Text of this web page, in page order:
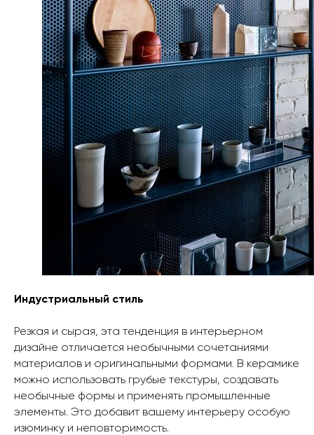
Индустриальный стиль
Резкая и сырая, эта тенденция в интерьерном
дизайне отличается необычными сочетаниями
материалов и оригинальными формами. В керамике
можно использовать грубые текстуры, создавать
необычные формы и применять промышленные
элементы. Это добавит вашему интерьеру особую
изюминку и неповторимость.